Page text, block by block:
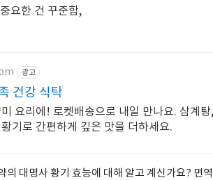
요한 건 꾸준함,
광고
건강 식탁
요리에! 로켓배송으로 내일 만나요. 삼계탕,
기로 간편하게 깊은 맛을 더하세요.
의 대명사 황기 효능에 대해 알고 계신가요? 면